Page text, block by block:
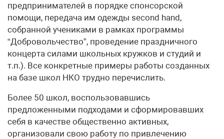
предпринимателей в порядке спонсорской
помощи, передача им одежды second hand,
собранной учениками в рамках программы
“Добровольчество”, проведение праздничного
концерта силами школьных кружков и студий и
т.п.). Все конкретные примеры работы созданных
на базе школ НКО трудно перечислить.
Более 50 школ, воспользовавшись
предложенными подходами и сформировавших
себя в качестве общественно активных,
организовали свою работу по привлечению